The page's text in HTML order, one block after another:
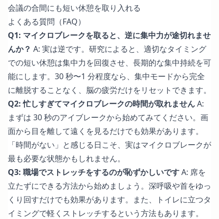
会議の合間にも短い休憩を取り入れる
よくある質問（FAQ）
Q1: マイクロブレークを取ると、逆に集中力が途切れませ
んか？ A: 実は逆です。研究によると、適切なタイミング
での短い休憩は集中力を回復させ、長期的な集中持続を可
能にします。30 秒〜1 分程度なら、集中モードから完全
に離脱することなく、脳の疲労だけをリセットできます。
Q2: 忙しすぎてマイクロブレークの時間が取れませんA:
まずは 30 秒のアイブレークから始めてみてください。画
面から目を離して遠くを見るだけでも効果があります。
「時間がない」と感じる日こそ、実はマイクロブレークが
最も必要な状態かもしれません。
Q3: 職場でストレッチをするのが恥ずかしいですA: 席を
立たずにできる方法から始めましょう。深呼吸や首をゆっ
くり回すだけでも効果があります。また、トイレに立つタ
イミングで軽くストレッチするという方法もあります。